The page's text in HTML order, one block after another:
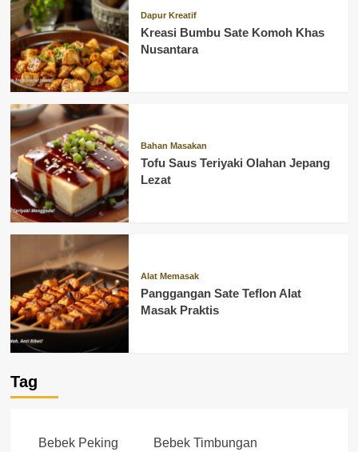
Dapur Kreatif
Kreasi Bumbu Sate Komoh Khas
Nusantara
Bahan Masakan
Tofu Saus Teriyaki Olahan Jepang
Lezat
Alat Memasak
Panggangan Sate Teflon Alat
Masak Praktis
Tag
Bebek Peking Bebek Timbungan